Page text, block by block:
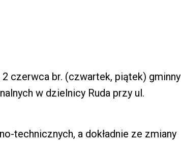
czerwca br. (czwartek, piątek) gminny
w dzielnicy Ruda przy ul.
technicznych, a dokładnie ze zmiany